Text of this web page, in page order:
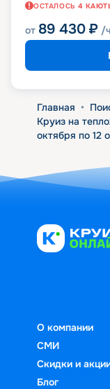
ОСТАЛОСЬ 4
от 89 430 ₽ /
Главная •
Круиз на
октября по 12
О компании
СМИ
Скидки и
Блог